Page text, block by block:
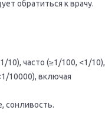
обратиться к врачу.
10), часто (≥1/100, <1/10),
10000), включая
сонливость.